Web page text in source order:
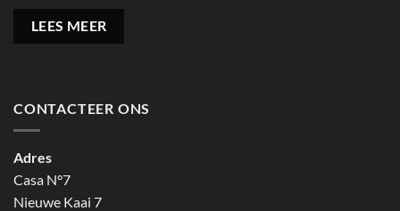
LEES MEER
CONTACTEER ONS
Adres
Casa N°7
Nieuwe Kaai 7